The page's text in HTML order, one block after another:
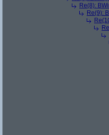
Re(8):
Re(9):